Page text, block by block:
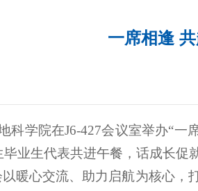
一席相逢
科学院在J6-427会议室举办“
业生代表共进午餐，话成长促
暖心交流、助力启航为核心，